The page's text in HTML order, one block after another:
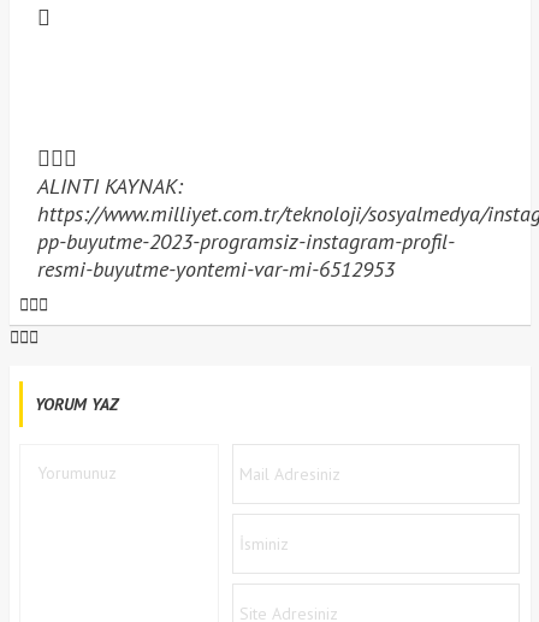
ALINTI KAYNAK:
https://www.milliyet.com.tr/teknoloji/sosyalmedya/
pp-buyutme-2023-programsiz-instagram-profil-
resmi-buyutme-yontemi-var-mi-6512953
YORUM YAZ